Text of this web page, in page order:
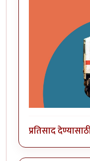
प्रतिसाद